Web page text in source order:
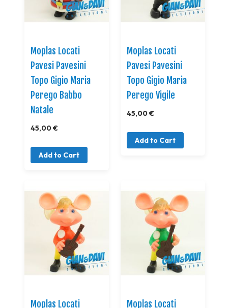
Moplas Locati
Pavesi Pavesini
Topo Gigio Maria
Perego Babbo
Natale
45,00 €
Add to Cart
Moplas Locati
Pavesi Pavesini
Topo Gigio Maria
Perego Vigile
45,00 €
Add to Cart
Moplas Locati
Moplas Locati